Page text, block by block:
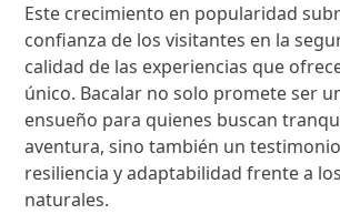
Este crecimiento en popularidad
confianza de los visitantes en la
calidad de las experiencias que
único. Bacalar no solo promete ser
ensueño para quienes buscan
aventura, sino también un
resiliencia y adaptabilidad frente a
naturales.